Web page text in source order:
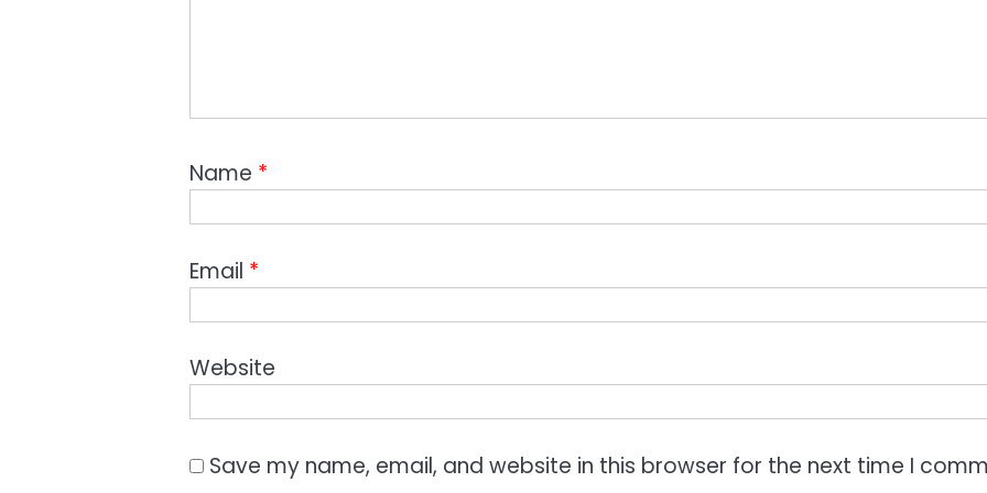
Name *
Email *
Website
Save my name, email, and website in this browser for the next time I